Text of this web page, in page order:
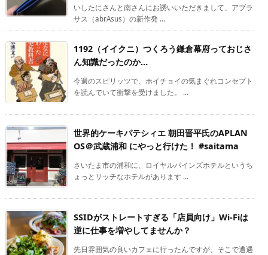
いしたにさんと南さんにお誘いいただきまして、アブラ
サス（abrAsus）の新作発 ...
1192（イイクニ）つくろう鎌倉幕府っておじさ
ん知識だったのか…
今週のスピリッツで、ホイチョイの気まぐれコンセプト
を読んでいて衝撃を受けました。 ...
世界的ケーキパテシィエ 朝田晋平氏のAPLAN
OS＠武蔵浦和 にやっと行けた！ #saitama
さいたま市の浦和に、ロイヤルパインズホテルというち
ょっとリッチなホテルがあります ...
SSIDがストレートすぎる「店員向け」Wi-Fiは
逆に仕事を増やしてませんか？
先日雰囲気の良いカフェに行ったんですが、そこで遭遇